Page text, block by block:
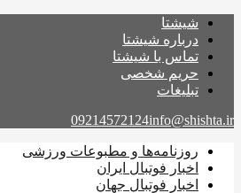
شیشتا
درباره شیشتا
تماس با شیشتا
حریم شخصی
تبلیغات
09214572124info@shishta.ir
روزنامه‌ها و مطبوعات ورزشی
اخبار فوتبال ایران
اخبار فوتبال جهان